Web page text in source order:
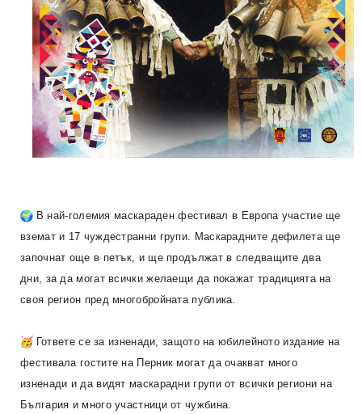
В най-големия маскараден фестивал в Европа участие ще
вземат и 17 чуждестранни групи. Маскарадните дефилета ще
започнат още в петък, и ще продължат в следващите два
дни, за да могат всички желаещи да покажат традицията на
своя регион пред многобройната публика.
Гответе се за изненади, защото на юбилейното издание на
фестивала гостите на Перник могат да очакват много
изненади и да видят маскарадни групи от всички региони на
България и много участници от чужбина.